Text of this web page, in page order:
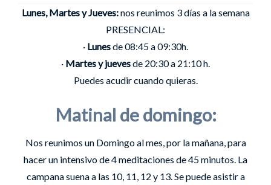
Lunes, Martes y Jueves:nos reunimos 3 días a la semana
PRESENCIAL:
· Lunesde 08:45 a 09:30h.
· Martes y juevesde 20:30 a 21:10 h.
Puedes acudir cuando quieras.
Matinal de domingo:
Nos reunimos un Domingo al mes, por la mañana, para
hacer un intensivo de 4 meditaciones de 45 minutos. La
campana suena a las 10, 11, 12 y 13. Se puede asistir a